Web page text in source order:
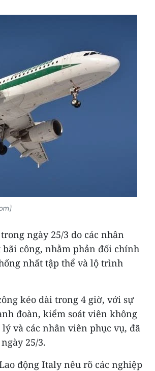
ngày 25/3 do các nhân
công, nhằm phản đối chính
nhất tập thể và lộ trình
kéo dài trong 4 giờ, với sự
đoàn, kiểm soát viên không
và các nhân viên phục vụ, đã
25/3.
động Italy nêu rõ các nghiệp